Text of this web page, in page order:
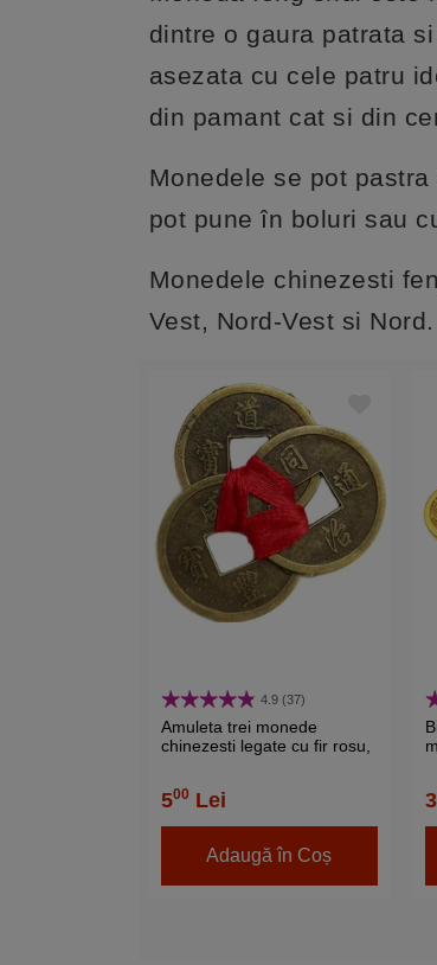
dintre o gaura patrata
asezata cu cele patru
din pamant cat si din
Monedele se pot
pot pune în boluri sau
Monedele chinezesti
Vest, Nord-Vest si Nord.
4.9 (37)
Amuleta trei monede
chinezesti legate cu fir rosu,
si ghinioane
500 Lei
Adaugă în Coș